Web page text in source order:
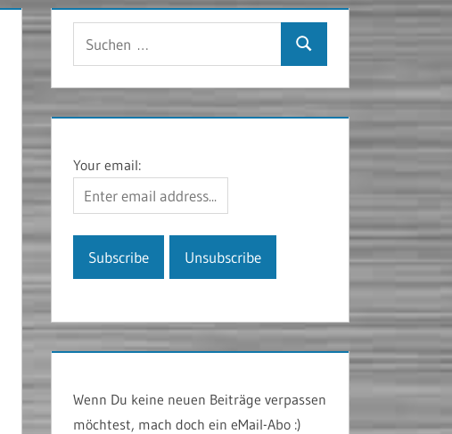
Suchen
Your email:
Wenn Du keine neuen Beiträge verpassen
möchtest, mach doch ein eMail-Abo :)